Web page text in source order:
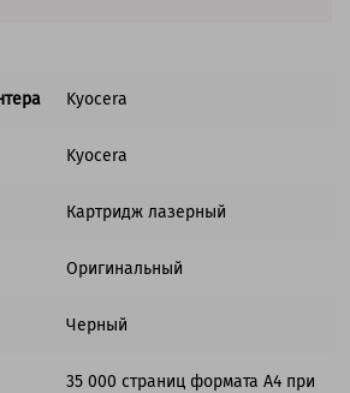
Kyocera
Kyocera
Картридж лазерный
Оригинальный
Черный
35 000 страниц формата А4 при